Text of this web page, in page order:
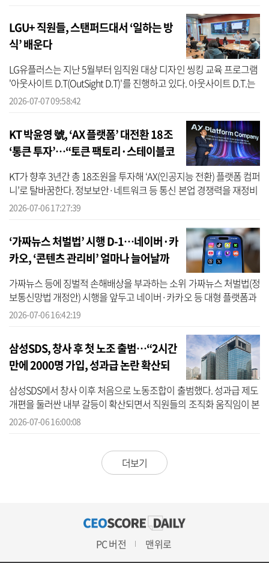
LGU+ 직원들, 스탠퍼드대서 ‘일하는 방
식’ 배운다
LG유플러스는 지난 5월부터 임직원 대상 디자인 씽킹 교육 프로그램
'아웃사이트 D.T(OutSight D.T)'를 진행하고 있다. 아웃사이트 D.T.는
임직원들이 실리콘밸리를 방문해 스탠퍼드대학교 디자인 씽킹 부트
2026-07-07 09:58:42
KT 박윤영 號, ‘AX 플랫폼’ 대전환 18조
‘통큰 투자’…“토큰 팩토리·스테이블코
인 키운다”
KT가 향후 3년간 총 18조원을 투자해 ‘AX(인공지능 전환) 플랫폼 컴퍼
니’로 탈바꿈한다. 정보보안·네트워크 등 통신 본업 경쟁력을 재정비
하는 동시에 AI 데이터센터(AIDC), 해저케이블, 토큰 팩토리, 스테이
2026-07-06 17:27:39
‘가짜뉴스 처벌법’ 시행 D-1…네이버·카
카오, ‘콘텐츠 관리비’ 얼마나 늘어날까
가짜뉴스 등에 징벌적 손해배상을 부과하는 소위 가짜뉴스 처벌법(정
보통신망법 개정안) 시행을 앞두고 네이버·카카오 등 대형 플랫폼과
인플루언서를 중심으로 규제 수위가 대폭 강화될 전망이다. 방송미디
2026-07-06 16:42:19
삼성SDS, 창사 후 첫 노조 출범…“2시간
만에 2000명 가입, 성과급 논란 확산되
나”
삼성SDS에서 창사 이후 처음으로 노동조합이 출범했다. 성과급 제도
개편을 둘러싼 내부 갈등이 확산되면서 직원들의 조직화 움직임이 본
격화된 모습이다. 6일 업계에 따르면 초기업노조 삼성SDS 지부는 이
2026-07-06 16:00:08
더보기
PC 버전 맨위로